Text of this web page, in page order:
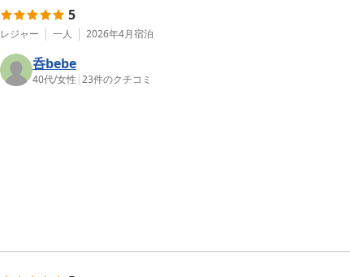
5
レジャー 一人 2026年4月宿泊
呑bebe
40代/女性 |23件のクチコミ